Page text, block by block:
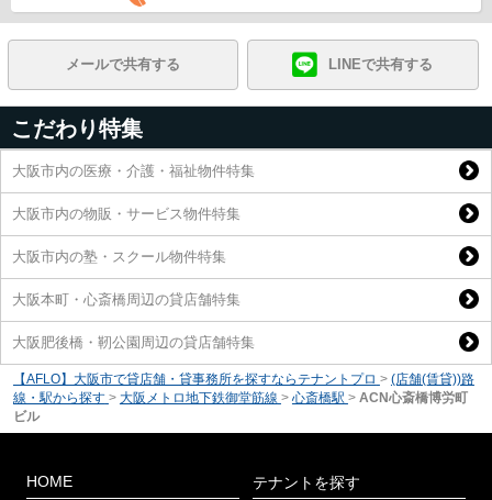
メールで共有する LINEで共有する
こだわり特集
大阪市内の医療・介護・福祉物件特集
大阪市内の物販・サービス物件特集
大阪市内の塾・スクール物件特集
大阪本町・心斎橋周辺の貸店舗特集
大阪肥後橋・靭公園周辺の貸店舗特集
【AFLO】大阪市で貸店舗・貸事務所を探すならテナントプロ > (店舗(賃貸))路
線・駅から探す > 大阪メトロ地下鉄御堂筋線 > 心斎橋駅 > ACN心斎橋博労町
ビル
HOME テナントを探す